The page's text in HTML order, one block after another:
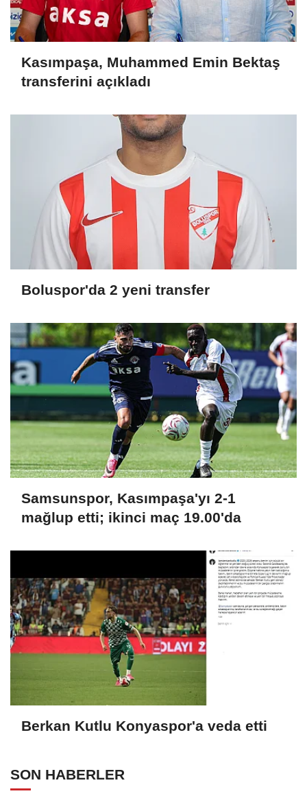
Kasımpaşa, Muhammed Emin Bektaş
transferini açıkladı
Boluspor'da 2 yeni transfer
Samsunspor, Kasımpaşa'yı 2-1
mağlup etti; ikinci maç 19.00'da
Berkan Kutlu Konyaspor'a veda etti
SON HABERLER